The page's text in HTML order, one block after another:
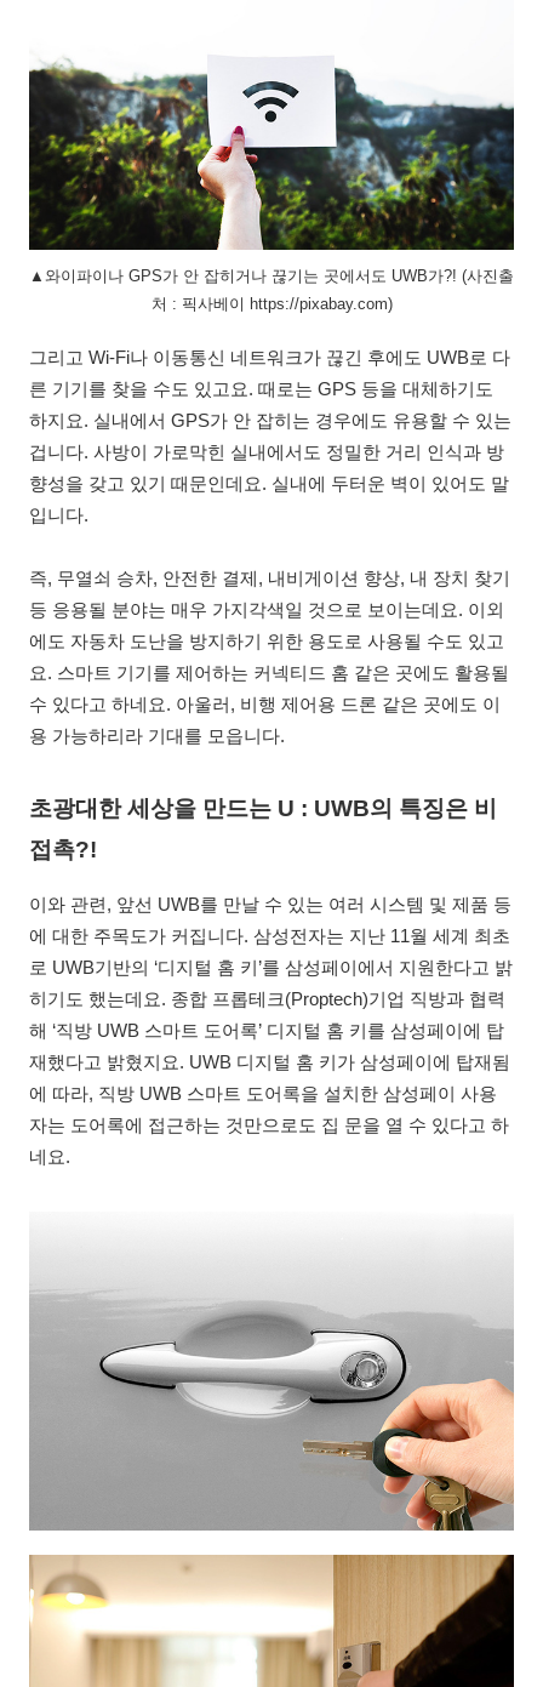
▲와이파이나 GPS가 안 잡히거나 끊기는 곳에서도 UWB가?! (사진출
처 : 픽사베이 https://pixabay.com)
그리고 Wi-Fi나 이동통신 네트워크가 끊긴 후에도 UWB로 다
른 기기를 찾을 수도 있고요. 때로는 GPS 등을 대체하기도
하지요. 실내에서 GPS가 안 잡히는 경우에도 유용할 수 있는
겁니다. 사방이 가로막힌 실내에서도 정밀한 거리 인식과 방
향성을 갖고 있기 때문인데요. 실내에 두터운 벽이 있어도 말
입니다.
즉, 무열쇠 승차, 안전한 결제, 내비게이션 향상, 내 장치 찾기
등 응용될 분야는 매우 가지각색일 것으로 보이는데요. 이외
에도 자동차 도난을 방지하기 위한 용도로 사용될 수도 있고
요. 스마트 기기를 제어하는 커넥티드 홈 같은 곳에도 활용될
수 있다고 하네요. 아울러, 비행 제어용 드론 같은 곳에도 이
용 가능하리라 기대를 모읍니다.
초광대한 세상을 만드는 U : UWB의 특징은 비
접촉?!
이와 관련, 앞선 UWB를 만날 수 있는 여러 시스템 및 제품 등
에 대한 주목도가 커집니다. 삼성전자는 지난 11월 세계 최초
로 UWB기반의 ‘디지털 홈 키’를 삼성페이에서 지원한다고 밝
히기도 했는데요. 종합 프롭테크(Proptech)기업 직방과 협력
해 ‘직방 UWB 스마트 도어록’ 디지털 홈 키를 삼성페이에 탑
재했다고 밝혔지요. UWB 디지털 홈 키가 삼성페이에 탑재됨
에 따라, 직방 UWB 스마트 도어록을 설치한 삼성페이 사용
자는 도어록에 접근하는 것만으로도 집 문을 열 수 있다고 하
네요.